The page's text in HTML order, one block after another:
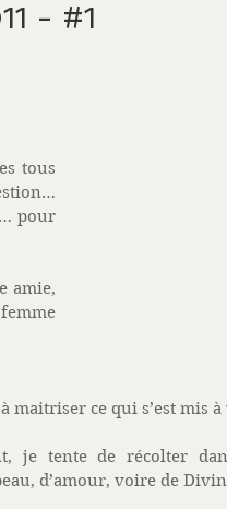
- #1
tous
pour
amie,
maitriser ce qui s’est mis
je tente de récolter
d’amour, voire de